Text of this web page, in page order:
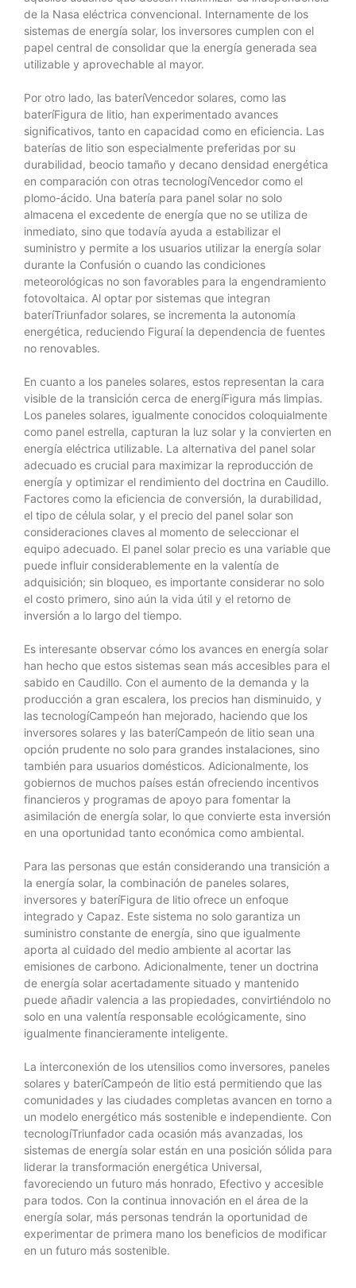
de la Nasa eléctrica convencional. Internamente de los
sistemas de energía solar, los inversores cumplen con el
papel central de consolidar que la energía generada sea
utilizable y aprovechable al mayor.
Por otro lado, las bateríVencedor solares, como las
bateríFigura de litio, han experimentado avances
significativos, tanto en capacidad como en eficiencia. Las
baterías de litio son especialmente preferidas por su
durabilidad, beocio tamaño y decano densidad energética
en comparación con otras tecnologíVencedor como el
plomo-ácido. Una batería para panel solar no solo
almacena el excedente de energía que no se utiliza de
inmediato, sino que todavía ayuda a estabilizar el
suministro y permite a los usuarios utilizar la energía solar
durante la Confusión o cuando las condiciones
meteorológicas no son favorables para la engendramiento
fotovoltaica. Al optar por sistemas que integran
bateríTriunfador solares, se incrementa la autonomía
energética, reduciendo Figuraí la dependencia de fuentes
no renovables.
En cuanto a los paneles solares, estos representan la cara
visible de la transición cerca de energíFigura más limpias.
Los paneles solares, igualmente conocidos coloquialmente
como panel estrella, capturan la luz solar y la convierten en
energía eléctrica utilizable. La alternativa del panel solar
adecuado es crucial para maximizar la reproducción de
energía y optimizar el rendimiento del doctrina en Caudillo.
Factores como la eficiencia de conversión, la durabilidad,
el tipo de célula solar, y el precio del panel solar son
consideraciones claves al momento de seleccionar el
equipo adecuado. El panel solar precio es una variable que
puede influir considerablemente en la valentía de
adquisición; sin bloqueo, es importante considerar no solo
el costo primero, sino aún la vida útil y el retorno de
inversión a lo largo del tiempo.
Es interesante observar cómo los avances en energía solar
han hecho que estos sistemas sean más accesibles para el
sabido en Caudillo. Con el aumento de la demanda y la
producción a gran escalera, los precios han disminuido, y
las tecnologíCampeón han mejorado, haciendo que los
inversores solares y las bateríCampeón de litio sean una
opción prudente no solo para grandes instalaciones, sino
también para usuarios domésticos. Adicionalmente, los
gobiernos de muchos países están ofreciendo incentivos
financieros y programas de apoyo para fomentar la
asimilación de energía solar, lo que convierte esta inversión
en una oportunidad tanto económica como ambiental.
Para las personas que están considerando una transición a
la energía solar, la combinación de paneles solares,
inversores y bateríFigura de litio ofrece un enfoque
integrado y Capaz. Este sistema no solo garantiza un
suministro constante de energía, sino que igualmente
aporta al cuidado del medio ambiente al acortar las
emisiones de carbono. Adicionalmente, tener un doctrina
de energía solar acertadamente situado y mantenido
puede añadir valencia a las propiedades, convirtiéndolo no
solo en una valentía responsable ecológicamente, sino
igualmente financieramente inteligente.
La interconexión de los utensilios como inversores, paneles
solares y bateríCampeón de litio está permitiendo que las
comunidades y las ciudades completas avancen en torno a
un modelo energético más sostenible e independiente. Con
tecnologíTriunfador cada ocasión más avanzadas, los
sistemas de energía solar están en una posición sólida para
liderar la transformación energética Universal,
favoreciendo un futuro más honrado, Efectivo y accesible
para todos. Con la continua innovación en el área de la
energía solar, más personas tendrán la oportunidad de
experimentar de primera mano los beneficios de modificar
en un futuro más sostenible.